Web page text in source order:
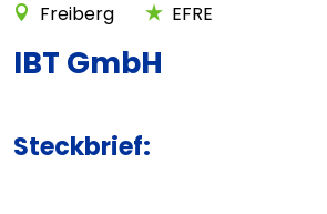
Freiberg EFRE
IBT GmbH
Steckbrief: